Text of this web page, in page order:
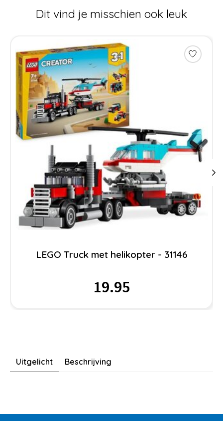
Dit vind je misschien ook leuk
Items van productcarrousel
LEGO Truck met helikopter - 31146
19.95
Uitgelicht Beschrijving